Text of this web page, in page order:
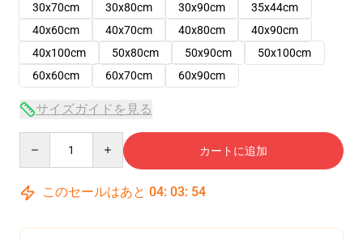
30x70cm
30x80cm 30x90cm
35x44cm
40x60cm
40x70cm 40x80cm
40x90cm
40x100cm
50x80cm 50x90cm
50x100cm
60x60cm
60x70cm 60x90cm
サイズガイドを見る
カートに追加
このセールはあと 04: 03: 54